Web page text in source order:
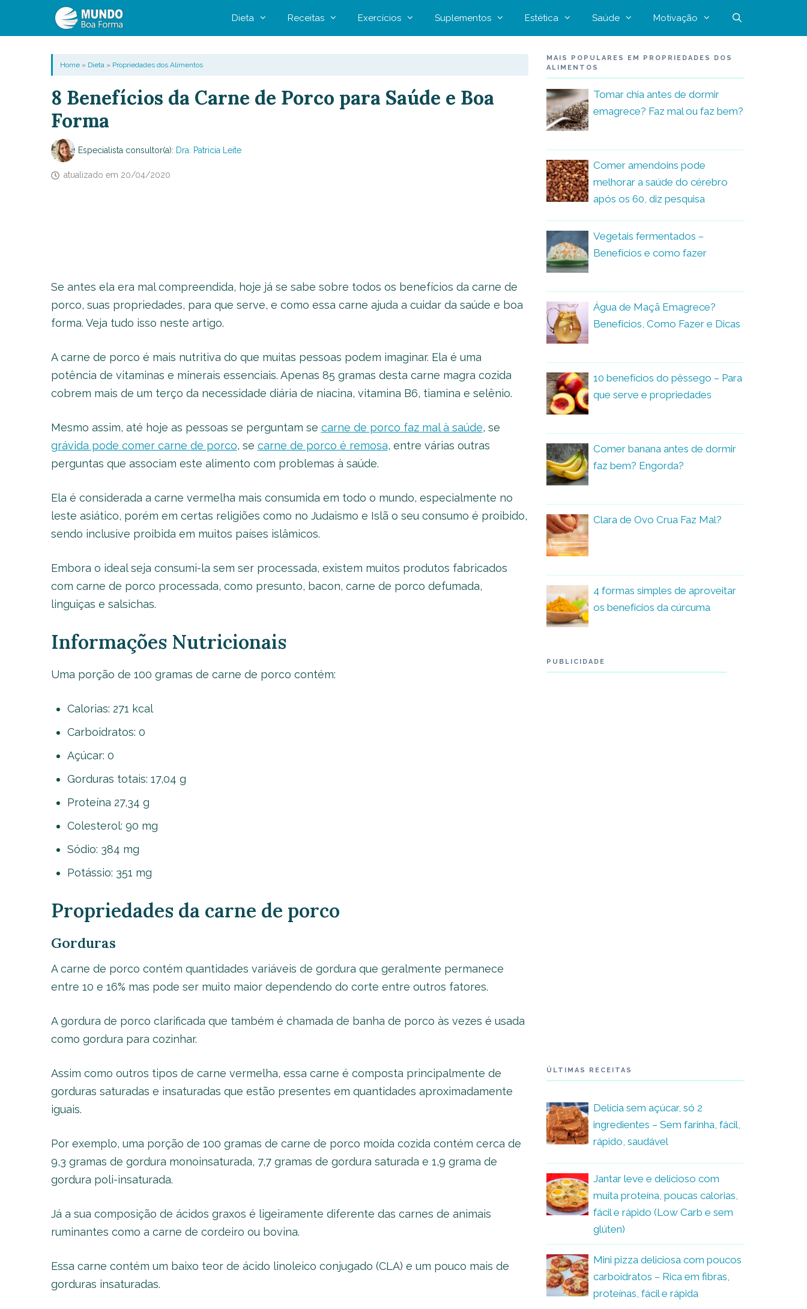
Dieta Receitas Exercícios Suplementos Estética Saúde Motivação
Home» Dieta» Propriedades dos Alimentos
8 Benefícios da Carne de Porco para Saúde e Boa
Forma
Especialista consultor(a): Dra. Patricia Leite
atualizado em 20/04/2020
Se antes ela era mal compreendida, hoje já se sabe sobre todos os benefícios da carne de
porco, suas propriedades, para que serve, e como essa carne ajuda a cuidar da saúde e boa
forma. Veja tudo isso neste artigo.
A carne de porco é mais nutritiva do que muitas pessoas podem imaginar. Ela é uma
potência de vitaminas e minerais essenciais. Apenas 85 gramas desta carne magra cozida
cobrem mais de um terço da necessidade diária de niacina, vitamina B6, tiamina e selênio.
Mesmo assim, até hoje as pessoas se perguntam se carne de porco faz mal à saúde, se
grávida pode comer carne de porco, se carne de porco é remosa, entre várias outras
perguntas que associam este alimento com problemas à saúde.
Ela é considerada a carne vermelha mais consumida em todo o mundo, especialmente no
leste asiático, porém em certas religiões como no Judaismo e Islã o seu consumo é proibido,
sendo inclusive proibida em muitos países islâmicos.
Embora o ideal seja consumi-la sem ser processada, existem muitos produtos fabricados
com carne de porco processada, como presunto, bacon, carne de porco defumada,
linguiças e salsichas.
Informações Nutricionais
Uma porção de 100 gramas de carne de porco contém:
Calorias: 271 kcal
Carboidratos: 0
Açúcar: 0
Gorduras totais: 17,04 g
Proteína 27,34 g
Colesterol: 90 mg
Sódio: 384 mg
Potássio: 351 mg
Propriedades da carne de porco
Gorduras
A carne de porco contém quantidades variáveis de gordura que geralmente permanece
entre 10 e 16% mas pode ser muito maior dependendo do corte entre outros fatores.
A gordura de porco clarificada que também é chamada de banha de porco às vezes é usada
como gordura para cozinhar.
Assim como outros tipos de carne vermelha, essa carne é composta principalmente de
gorduras saturadas e insaturadas que estão presentes em quantidades aproximadamente
iguais.
Por exemplo, uma porção de 100 gramas de carne de porco moída cozida contém cerca de
9,3 gramas de gordura monoinsaturada, 7,7 gramas de gordura saturada e 1,9 grama de
gordura poli-insaturada.
Já a sua composição de ácidos graxos é ligeiramente diferente das carnes de animais
ruminantes como a carne de cordeiro ou bovina.
Essa carne contém um baixo teor de ácido linoleico conjugado (CLA) e um pouco mais de
gorduras insaturadas.
MAIS POPULARES EM PROPRIEDADES DOS
ALIMENTOS
Tomar chia antes de dormir
emagrece? Faz mal ou faz bem?
Comer amendoins pode
melhorar a saúde do cérebro
após os 60, diz pesquisa
Vegetais fermentados –
Benefícios e como fazer
Água de Maçã Emagrece?
Benefícios, Como Fazer e Dicas
10 benefícios do pêssego – Para
que serve e propriedades
Comer banana antes de dormir
faz bem? Engorda?
Clara de Ovo Crua Faz Mal?
4 formas simples de aproveitar
os benefícios da cúrcuma
PUBLICIDADE
ÚLTIMAS RECEITAS
Delícia sem açúcar, só 2
ingredientes – Sem farinha, fácil,
rápido, saudável
Jantar leve e delicioso com
muita proteína, poucas calorias,
fácil e rápido (Low Carb e sem
glúten)
Mini pizza deliciosa com poucos
carboidratos – Rica em fibras,
proteínas, fácil e rápida